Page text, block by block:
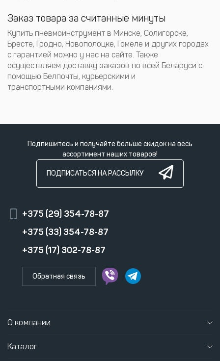
Заказ товара за считанные минуты
Купить пневмоинструмент в Минске, Солигорске,
Бресте, Гродно, Новополоцке, Гомеле и других городах
с гарантией можно у нас на сайте. Также
осуществляем доставку заказов по всей Беларуси с
помощью Белпочты, курьерскими и
транспортными компаниями.
Подпишитесь и получайте больше скидок на весь
ассортимент наших товаров!
ПОДПИСАТЬСЯ НА РАССЫЛКУ
+375 (29) 354-78-87
+375 (33) 354-78-87
+375 (17) 302-78-87
Обратная связь
О компании
Каталог